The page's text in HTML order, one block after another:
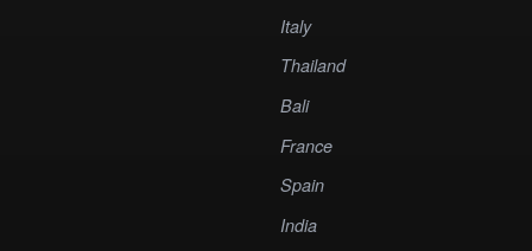
Italy
Thailand
Bali
France
Spain
India